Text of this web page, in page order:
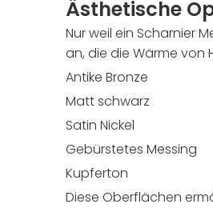
Ästhetische
Nur weil ein Scharnier
an, die die Wärme von
Antike Bronze
Matt schwarz
Satin Nickel
Gebürstetes Messing
Kupferton
Diese Oberflächen